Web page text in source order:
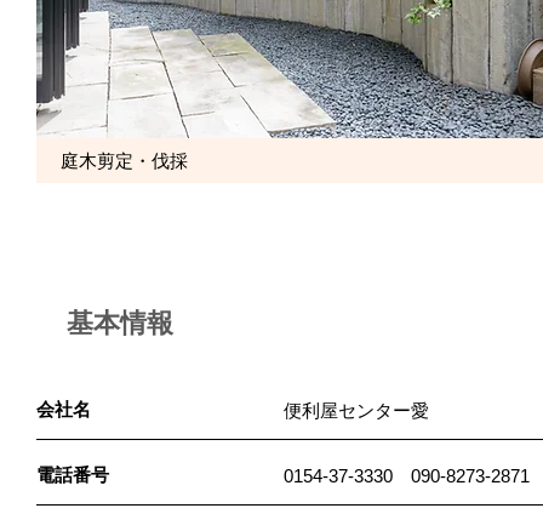
庭木剪定・伐採
基本情報
会社名 便利屋センター愛
電話番号 0154-37-3330 090-8273-2871